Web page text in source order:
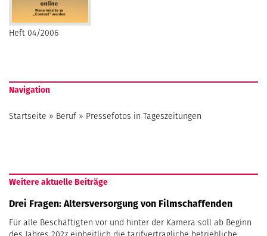
Heft 04/2006
Navigation
Startseite » Beruf» Pressefotos in Tageszeitungen
Weitere aktuelle Beiträge
Drei Fragen: Altersversorgung von Filmschaffenden
Für alle Beschäftigten vor und hinter der Kamera soll ab Beginn